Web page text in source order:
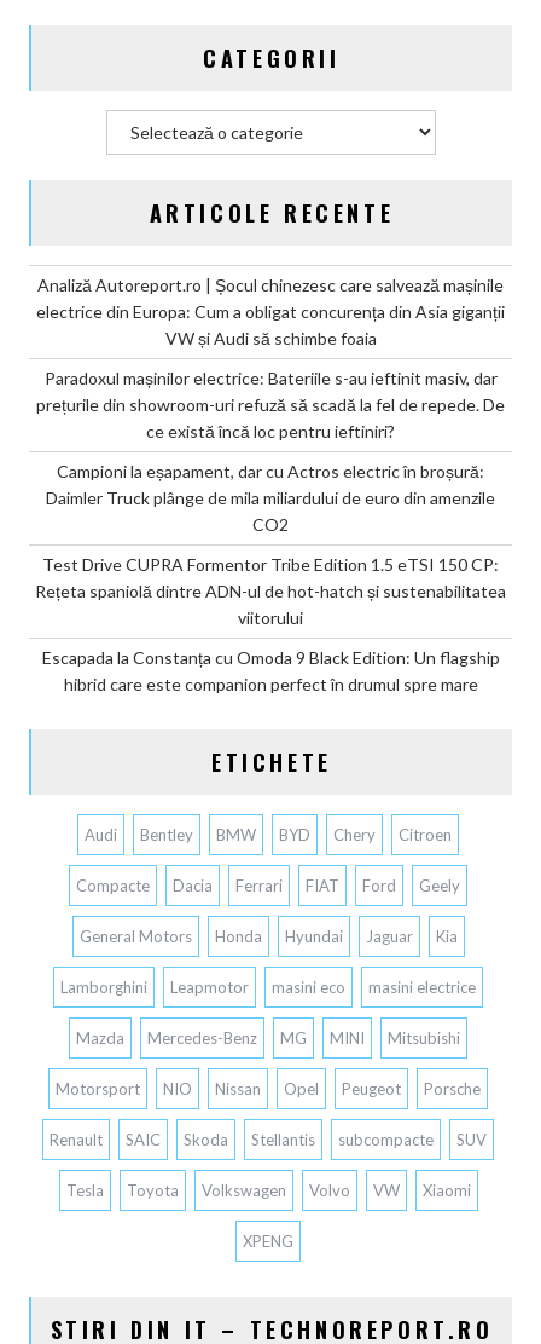
CATEGORII
ARTICOLE RECENTE
Analiză Autoreport.ro | Șocul chinezesc care salvează mașinile
electrice din Europa: Cum a obligat concurența din Asia giganții
VW și Audi să schimbe foaia
Paradoxul mașinilor electrice: Bateriile s-au ieftinit masiv, dar
prețurile din showroom-uri refuză să scadă la fel de repede. De
ce există încă loc pentru ieftiniri?
Campioni la eșapament, dar cu Actros electric în broșură:
Daimler Truck plânge de mila miliardului de euro din amenzile
CO2
Test Drive CUPRA Formentor Tribe Edition 1.5 eTSI 150 CP:
Rețeta spaniolă dintre ADN-ul de hot-hatch și sustenabilitatea
viitorului
Escapada la Constanța cu Omoda 9 Black Edition: Un flagship
hibrid care este companion perfect în drumul spre mare
ETICHETE
Audi Bentley BMW BYD Chery Citroen
Compacte Dacia Ferrari FIAT Ford Geely
General Motors Honda Hyundai Jaguar Kia
Lamborghini Leapmotor masini eco masini electrice
Mazda Mercedes-Benz MG MINI Mitsubishi
Motorsport NIO Nissan Opel Peugeot Porsche
Renault SAIC Skoda Stellantis subcompacte SUV
Tesla Toyota Volkswagen Volvo VW Xiaomi
XPENG
STIRI DIN IT – TECHNOREPORT.RO